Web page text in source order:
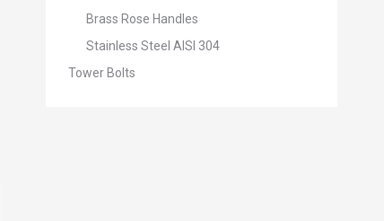
Brass Rose Handles
Stainless Steel AISI 304
Tower Bolts